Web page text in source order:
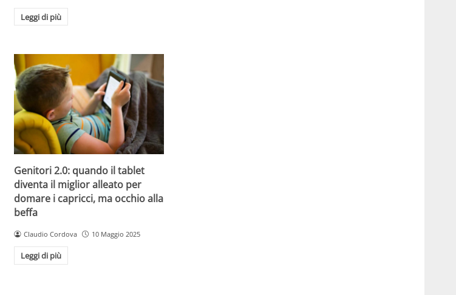
Leggi di più
Genitori 2.0: quando il tablet
diventa il miglior alleato per
domare i capricci, ma occhio alla
beffa
Claudio Cordova 10 Maggio 2025
Leggi di più